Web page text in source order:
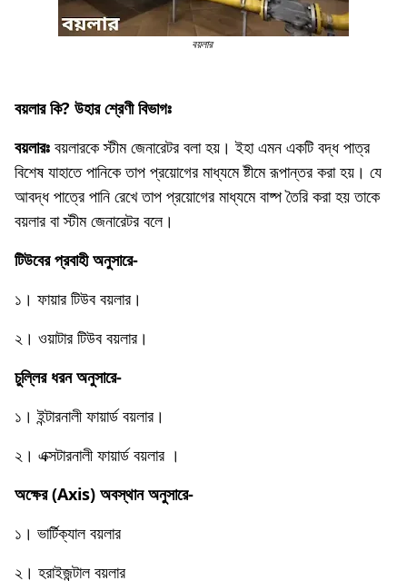
বয়লার
বয়লার কি? উহার শ্রেণী বিভাগঃ
বয়লারঃ বয়লারকে স্টীম জেনারেটর বলা হয়। ইহা এমন একটি বদ্ধ পাত্র
বিশেষ যাহাতে পানিকে তাপ প্রয়ােগের মাধ্যমে ষ্টীমে রূপান্তর করা হয়। যে
আবদ্ধ পাত্রে পানি রেখে তাপ প্রয়োগের মাধ্যমে বাষ্প তৈরি করা হয় তাকে
বয়লার বা স্টীম জেনারেটর বলে।
টিউবের প্রবাহী অনুসারে-
১। ফায়ার টিউব বয়লার।
২। ওয়াটার টিউব বয়লার।
চুল্লির ধরন অনুসারে-
১। ইন্টারনালী ফায়ার্ড বয়লার।
২। এক্সটারনালী ফায়ার্ড বয়লার ।
অক্ষের (Axis) অবস্থান অনুসারে-
১। ভার্টিক্যাল বয়লার
২। হরাইজন্টাল বয়লার